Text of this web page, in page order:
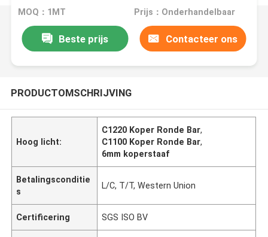
MOQ：1MT Prijs：Onderhandelbaar
Beste prijs Contacteer ons
PRODUCTOMSCHRIJVING
Hoog licht:
C1220 Koper Ronde Bar,
C1100 Koper Ronde Bar,
6mm koperstaaf
Betalingsconditie
s
L/C, T/T, Western Union
Certificering SGS ISO BV